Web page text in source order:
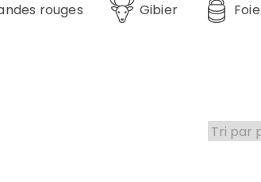
rouges
Gibier